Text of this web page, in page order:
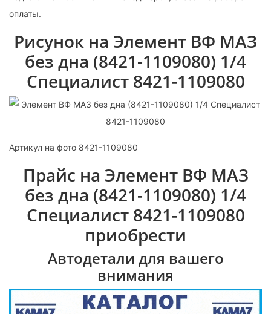
оплаты.
Рисунок на Элемент ВФ МАЗ
без дна (8421-1109080) 1/4
Специалист 8421-1109080
Артикул на фото 8421-1109080
Прайс на Элемент ВФ МАЗ
без дна (8421-1109080) 1/4
Специалист 8421-1109080
приобрести
Автодетали для вашего
внимания